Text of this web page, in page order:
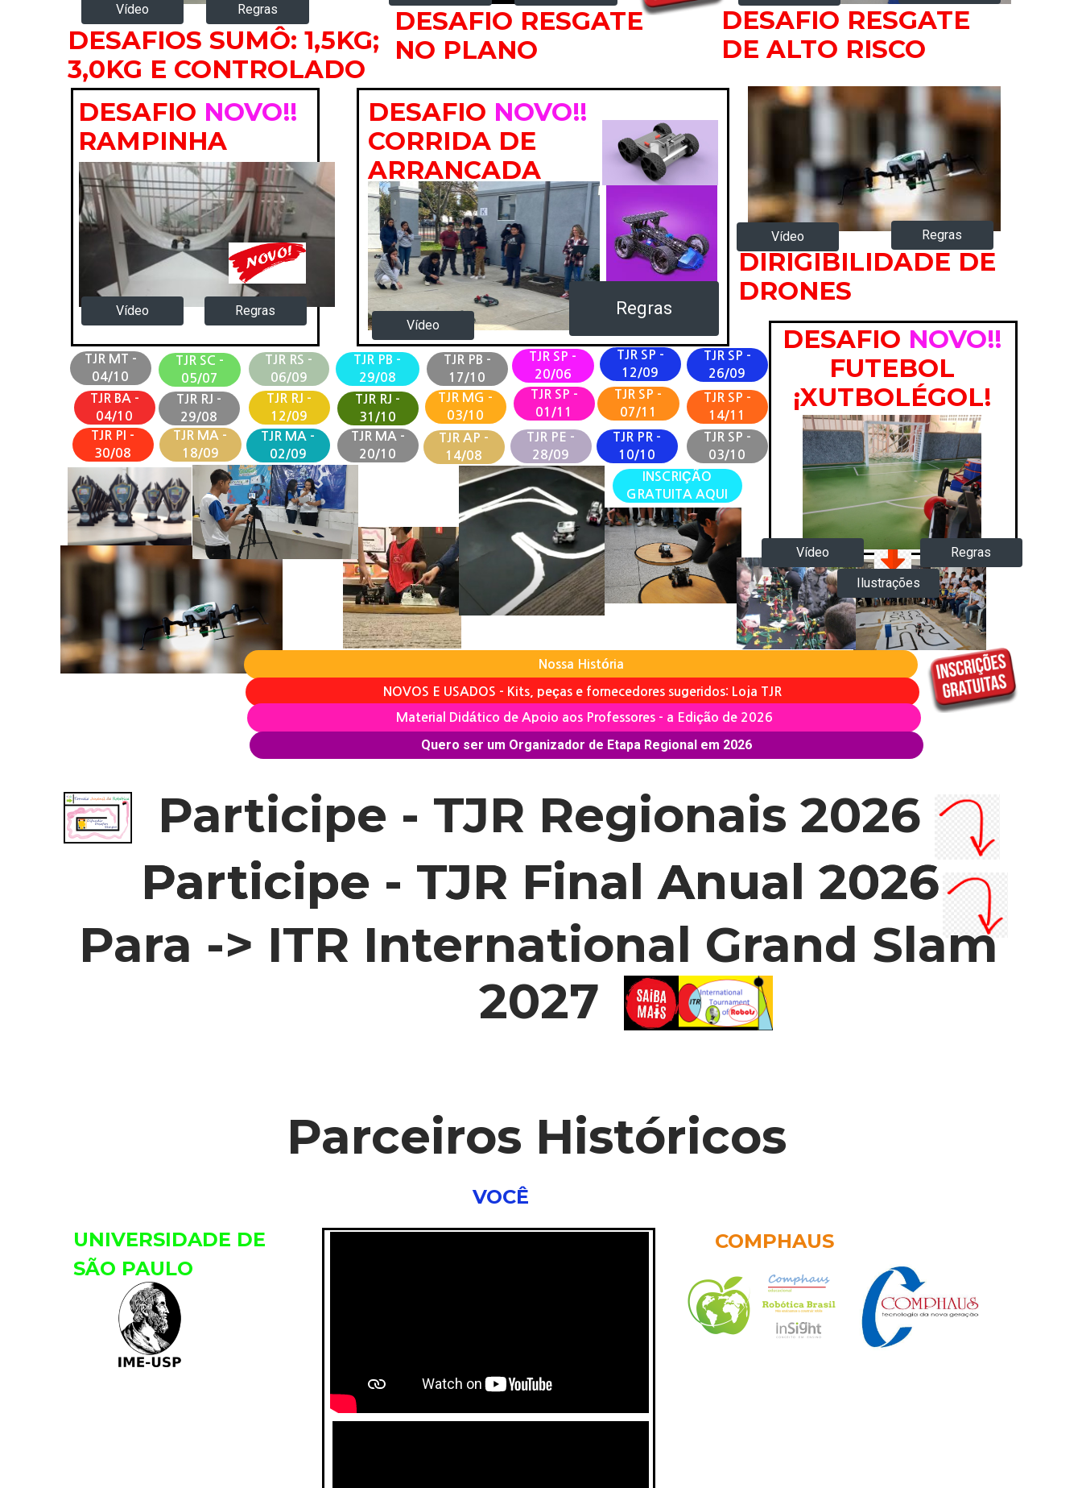
UNIVERSIDADE DE
SÃO PAULO
COMPHAUS
DESAFIO NOVO!!
CORRIDA DE
ARRANCADA
Regras Regras
Vídeo
Regras
Vídeo
Vídeo Regras
DESAFIO RESGATE
DE ALTO RISCO
DIRIGIBILIDADE DE
DRONES
DESAFIOS SUMÔ: 1,5KG;
3,0KG E CONTROLADO
DESAFIO NOVO!!
RAMPINHA
TJR PB -
29/08
TJR SC -
05/07
TJR RS -
06/09
TJR BA -
04/10
TJR PI -
30/08
Quero ser um Organizador de Etapa Regional em 2026
Material Didático de Apoio aos Professores - a Edição de 2026
NOVOS E USADOS - Kits, peças e fornecedores sugeridos: Loja TJR
Nossa História
Participe - TJR Final Anual 2026
Participe - TJR Final Anual 2026
Para -> ITR International Grand Slam
2027
Parceiros Históricos
VOCÊ
Participe - TJR Regionais 2026
DESAFIO RESGATE
NO PLANO
TJR MT -
04/10
TJR MA -
18/09
TJR MA -
02/09
TJR MA -
20/10
TJR AP -
14/08
TJR RJ -
29/08
TJR RJ -
12/09
TJR RJ -
31/10
TJR MG -
03/10
TJR PE -
28/09
TJR SP -
01/11
TJR SP -
07/11
TJR PR -
10/10
TJR SP -
14/11
INSCRIÇÃO
GRATUITA AQUI
TJR SP -
03/10
DESAFIO NOVO!!
FUTEBOL
¡XUTBOLÉGOL!
Vídeo
Vídeo
Ilustrações
Regras
TJR SP -
26/09
TJR SP -
12/09
TJR SP -
20/06
TJR PB -
17/10